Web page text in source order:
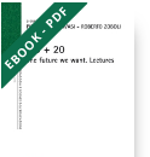
EBOOK - PDF